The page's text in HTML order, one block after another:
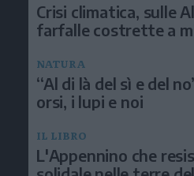
Crisi climatica, sulle
farfalle costrette a
NATURA
“Al di là del sì e del
orsi, i lupi e noi
IL LIBRO
L'Appennino che